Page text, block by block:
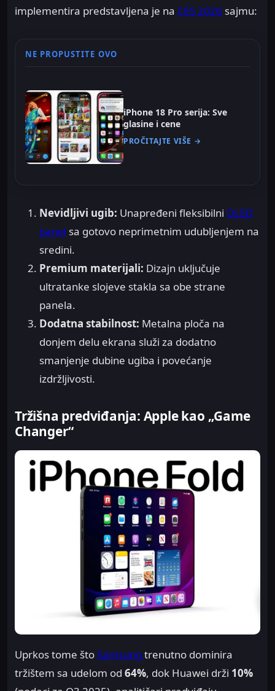
implementira predstavljena je na CES 2026 sajmu:
NE PROPUSTITE OVO
iPhone 18 Pro serija: Sve
glasine i cene
PROČITAJTE VIŠE →
Nevidljivi ugib: Unapređeni fleksibilni OLED
panel sa gotovo neprimetnim udubljenjem na
sredini.
Premium materijali: Dizajn uključuje
ultratanke slojeve stakla sa obe strane
panela.
Dodatna stabilnost: Metalna ploča na
donjem delu ekrana služi za dodatno
smanjenje dubine ugiba i povećanje
izdržljivosti.
Tržišna predviđanja: Apple kao „Game
Changer“
Uprkos tome štoSamsung trenutno dominira
tržištem sa udelom od 64%, dok Huawei drži 10%